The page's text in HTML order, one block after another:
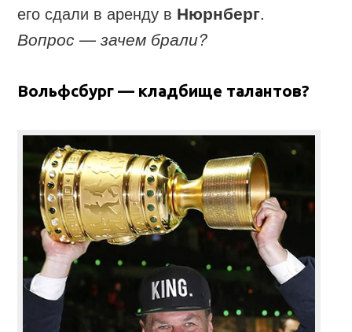
его сдали в аренду в Нюрнберг.
Вопрос — зачем брали?
Вольфсбург — кладбище талантов?